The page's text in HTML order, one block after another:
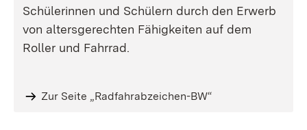
Schülerinnen und Schülern durch den Erwerb
von altersgerechten Fähigkeiten auf dem
Roller und Fahrrad.
Zur Seite „Radfahrabzeichen-BW“